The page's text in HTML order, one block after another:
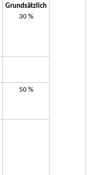
Grundsätzlich
30 %
50 %